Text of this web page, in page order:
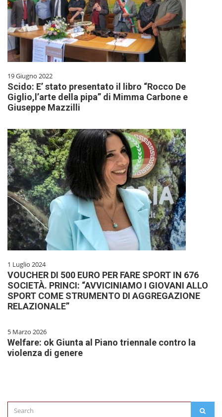
19 Giugno 2022
Scido: E’ stato presentato il libro “Rocco De
Giglio,l’arte della pipa” di Mimma Carbone e
Giuseppe Mazzilli
1 Luglio 2024
VOUCHER DI 500 EURO PER FARE SPORT IN 676
SOCIETÀ. PRINCI: “AVVICINIAMO I GIOVANI ALLO
SPORT COME STRUMENTO DI AGGREGAZIONE
RELAZIONALE”
5 Marzo 2026
Welfare: ok Giunta al Piano triennale contro la
violenza di genere
Search